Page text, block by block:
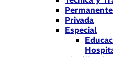
Privada
Especial